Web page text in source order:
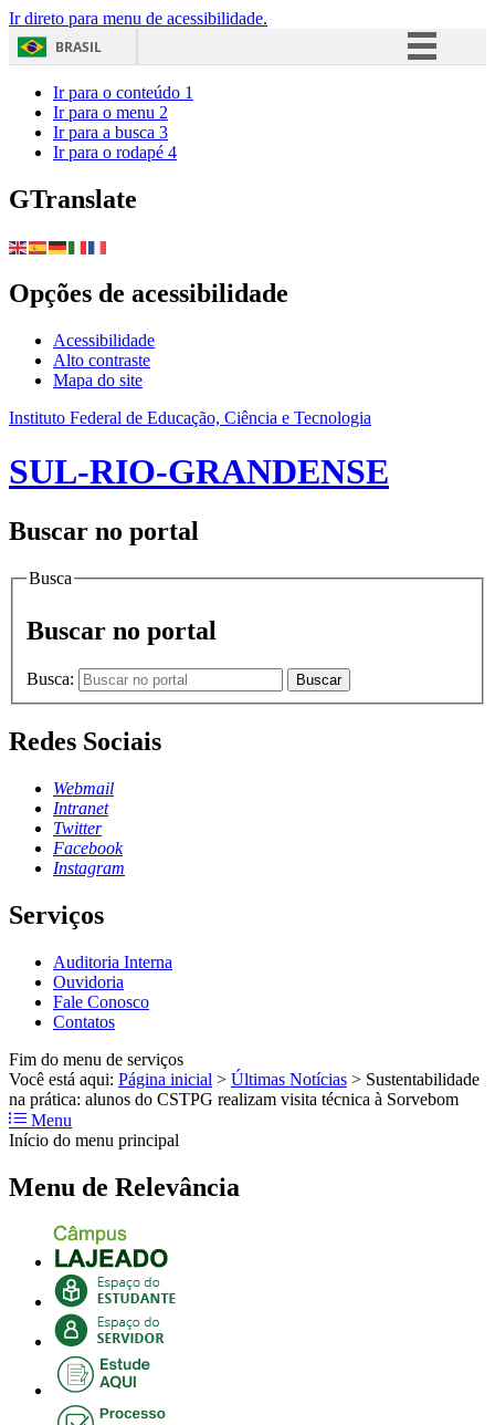
Ir direto para menu de acessibilidade.
BRASIL
Ir para o conteúdo 1
Ir para o menu 2
Ir para a busca 3
Ir para o rodapé 4
GTranslate
Opções de acessibilidade
Acessibilidade
Alto contraste
Mapa do site
Instituto Federal de Educação, Ciência e Tecnologia
SUL-RIO-GRANDENSE
Buscar no portal
Busca
Buscar no portal
Busca: Buscar
Redes Sociais
Webmail
Intranet
Twitter
Facebook
Instagram
Serviços
Auditoria Interna
Ouvidoria
Fale Conosco
Contatos
Fim do menu de serviços
Você está aqui: Página inicial > Últimas Notícias > Sustentabilidade
na prática: alunos do CSTPG realizam visita técnica à Sorvebom
Menu
Início do menu principal
Menu de Relevância